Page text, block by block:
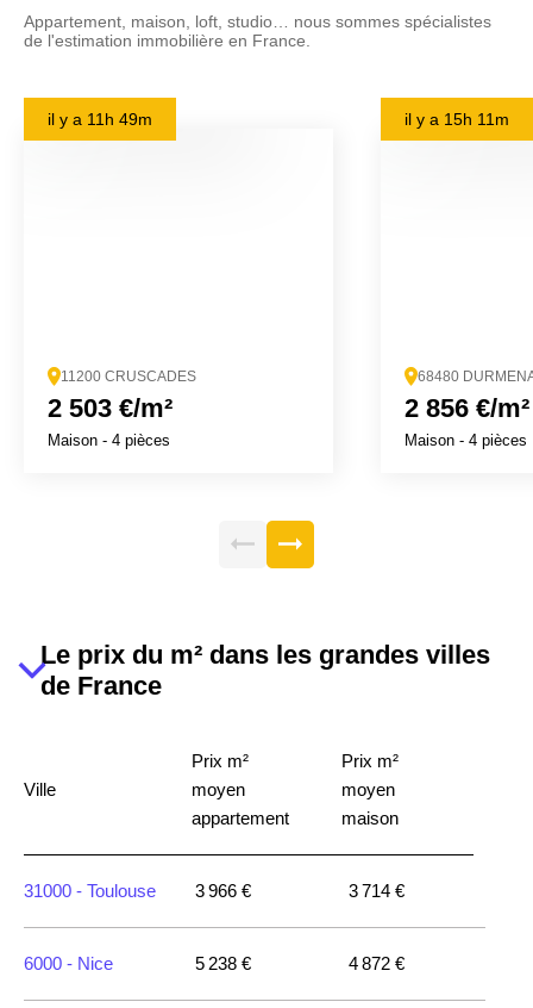
Appartement, maison, loft, studio… nous sommes spécialistes
de l'estimation immobilière en France.
il y a 11h 49m
11200 CRUSCADES
2 503 €/m²
Maison - 4 pièces
il y a 15h 11m
68480
2 856 €/m²
Maison - 4 pièces
Le prix du m² dans les grandes villes
de France
Ville
Prix m²
moyen
appartement
Prix m²
moyen
maison
31000 - Toulouse 3 966 € 3 714 €
6000 - Nice 5 238 € 4 872 €